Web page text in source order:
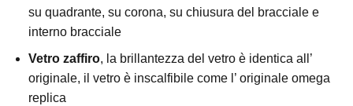
su quadrante, su corona, su chiusura del bracciale e
interno bracciale
Vetro zaffiro, la brillantezza del vetro è identica all’
originale, il vetro è inscalfibile come l’ originale omega
replica